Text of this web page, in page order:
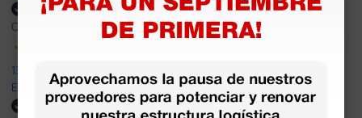
Comprador verificado
13 Jul 2026
Excelente